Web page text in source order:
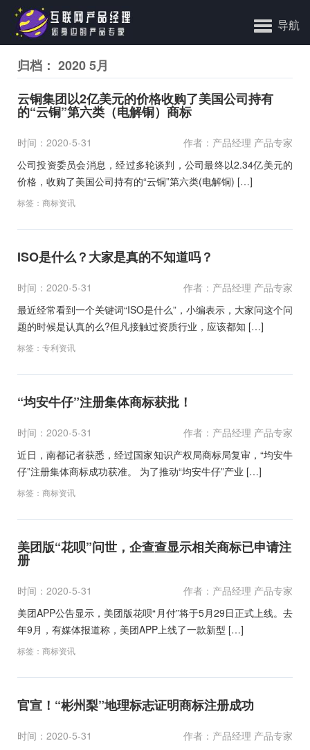
导航
归档： 2020 5月
云铜集团以2亿美元的价格收购了美国公司持有
的“云铜”第六类（电解铜）商标
时间：2020-5-31
作者：产品经理 产品专家
公司投资委员会消息，经过多轮谈判，公司最终以2.34亿美元的
价格，收购了美国公司持有的“云铜”第六类(电解铜) […]
标签： 商标资讯
ISO是什么？大家是真的不知道吗？
时间：2020-5-31
作者：产品经理 产品专家
最近经常看到一个关键词“ISO是什么”，小编表示，大家问这个问
题的时候是认真的么?但凡接触过资质行业，应该都知 […]
标签： 专利资讯
“均安牛仔”注册集体商标获批！
时间：2020-5-31
作者：产品经理 产品专家
近日，南都记者获悉，经过国家知识产权局商标局复审，“均安牛
仔”注册集体商标成功获准。 为了推动“均安牛仔”产业 […]
标签： 商标资讯
美团版“花呗”问世，企查查显示相关商标已申请注
册
时间：2020-5-31
作者：产品经理 产品专家
美团APP公告显示，美团版花呗“月付”将于5月29日正式上线。去
年9月，有媒体报道称，美团APP上线了一款新型 […]
标签： 商标资讯
官宣！“彬州梨”地理标志证明商标注册成功
时间：2020-5-31
作者：产品经理 产品专家